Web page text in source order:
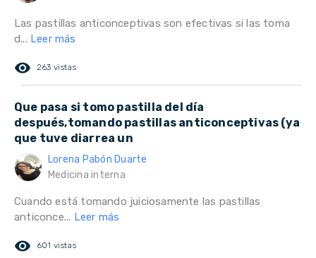
Las pastillas anticonceptivas son efectivas si las toma
d... Leer más
remove_red_eye 263 vistas
Que pasa si tomo pastilla del día
después,tomando pastillas anticonceptivas (ya
que tuve diarrea un
Lorena Pabón Duarte
Medicina interna
Cuando está tomando juiciosamente las pastillas
anticonce... Leer más
remove_red_eye 601 vistas